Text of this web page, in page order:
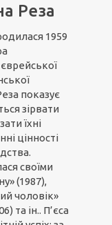
Реза
1959
показує
зірвати
їхні
цінності
своїми
(1987),
чоловік»
та ін.. П’єса